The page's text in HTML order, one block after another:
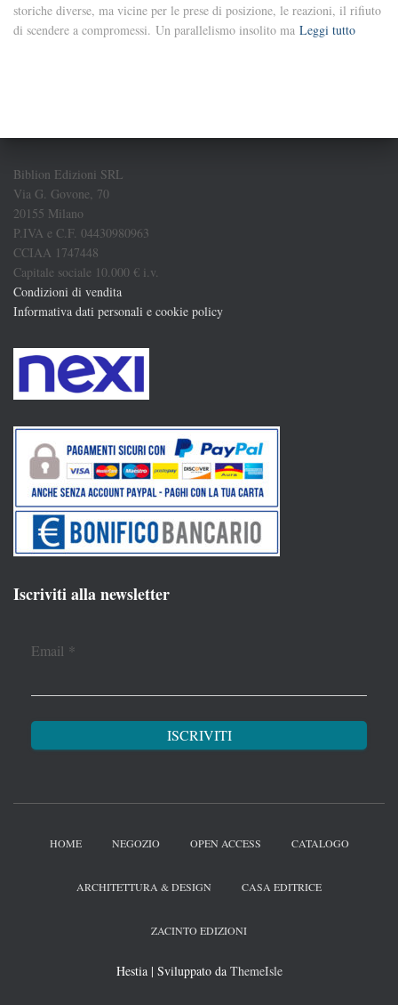
storiche diverse, ma vicine per le prese di posizione, le reazioni, il rifiuto
di scendere a compromessi. Un parallelismo insolito ma Leggi tutto
Biblion Edizioni SRL
Via G. Govone, 70
20155 Milano
P.IVA e C.F. 04430980963
CCIAA 1747448
Capitale sociale 10.000 € i.v.
Condizioni di vendita
Informativa dati personali e cookie policy
Iscriviti alla newsletter
Email *
HOME NEGOZIO OPEN ACCESS CATALOGO
ARCHITETTURA & DESIGN CASA EDITRICE
ZACINTO EDIZIONI
Hestia | Sviluppato da ThemeIsle